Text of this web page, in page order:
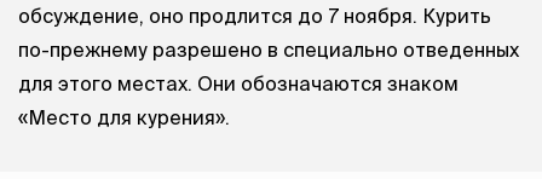
обсуждение, оно продлится до 7 ноября. Курить
по-прежнему разрешено в специально отведенных
для этого местах. Они обозначаются знаком
«Место для курения».